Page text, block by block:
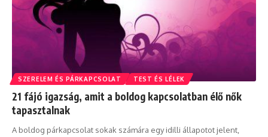
SZERELEM ÉS PÁRKAPCSOLAT TEST ÉS LÉLEK
21 fájó igazság, amit a boldog kapcsolatban élő nők
tapasztalnak
A boldog párkapcsolat sokak számára egy idilli állapotot jelent,